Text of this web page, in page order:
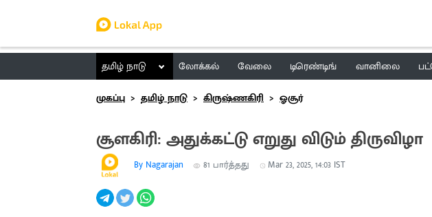
தமிழ் நாடு லோக்கல் வேலை டிரெண்டிங் வானிலை
முகப்பு
தமிழ் நாடு கிருஷ்ணகிரி ஓசூர்
சூளகிரி: அதுக்கட்டு எறுது விடும் திருவிழா
By Nagarajan 81 பார்த்தது Mar 23, 2025, 14:03 IST